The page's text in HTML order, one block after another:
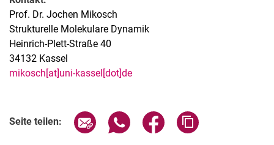
Prof. Dr. Jochen Mikosch
Strukturelle Molekulare Dynamik
Heinrich-Plett-Straße 40
34132 Kassel
mikosch[at]uni-kassel[dot]de
Seite teilen: Seite über E-Mail teilen
Seite über WhatsApp teilen
Seite über Facebook